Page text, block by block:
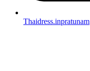
Thaidress.inpratunam